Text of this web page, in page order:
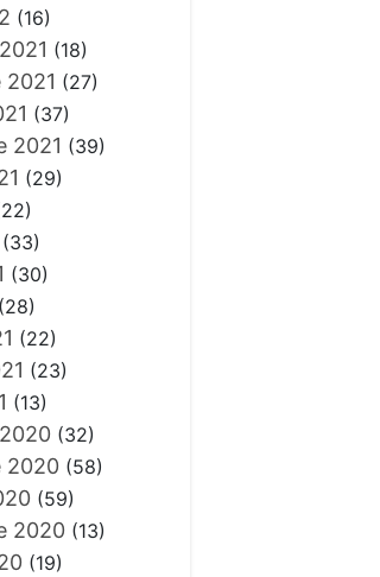
(16)
(18)
(27)
(37)
2021 (39)
(29)
(33)
(30)
(28)
(22)
(23)
(13)
(32)
2020(58)
(59)
2020(13)
(19)